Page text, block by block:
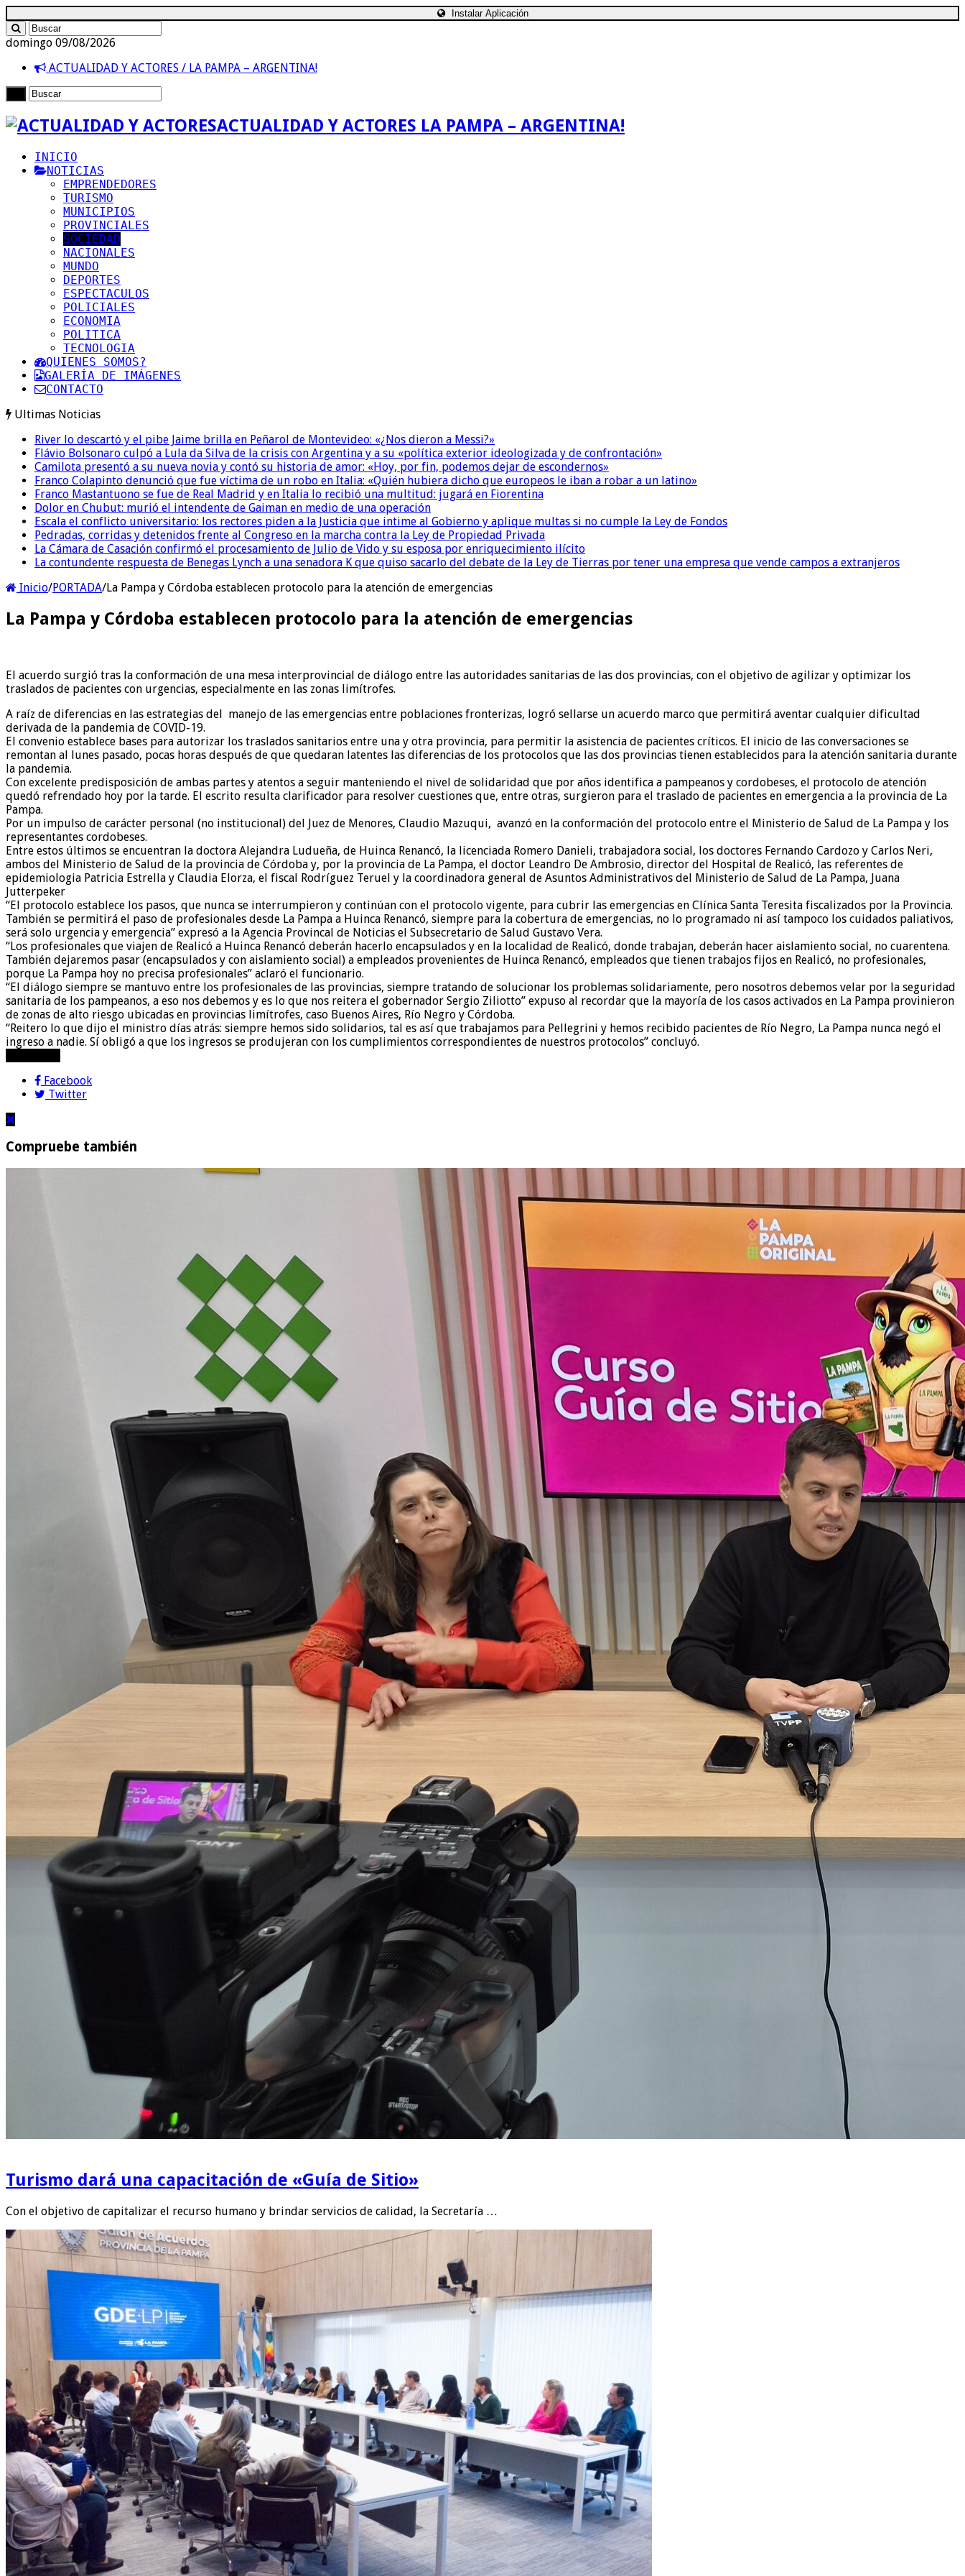
Instalar Aplicación
domingo 09/08/2026
ACTUALIDAD Y ACTORES / LA PAMPA – ARGENTINA!
ACTUALIDAD Y ACTORES LA PAMPA – ARGENTINA!
INICIO
NOTICIAS
EMPRENDEDORES
TURISMO
MUNICIPIOS
PROVINCIALES
SOCIEDAD
NACIONALES
MUNDO
DEPORTES
ESPECTACULOS
POLICIALES
ECONOMIA
POLITICA
TECNOLOGIA
QUIENES SOMOS?
GALERÍA DE IMÁGENES
CONTACTO
Ultimas Noticias
River lo descartó y el pibe Jaime brilla en Peñarol de Montevideo: «¿Nos dieron a Messi?»
Flávio Bolsonaro culpó a Lula da Silva de la crisis con Argentina y a su «política exterior ideologizada y de confrontación»
Camilota presentó a su nueva novia y contó su historia de amor: «Hoy, por fin, podemos dejar de escondernos»
Franco Colapinto denunció que fue víctima de un robo en Italia: «Quién hubiera dicho que europeos le iban a robar a un latino»
Franco Mastantuono se fue de Real Madrid y en Italia lo recibió una multitud: jugará en Fiorentina
Dolor en Chubut: murió el intendente de Gaiman en medio de una operación
Escala el conflicto universitario: los rectores piden a la Justicia que intime al Gobierno y aplique multas si no cumple la Ley de Fondos
Pedradas, corridas y detenidos frente al Congreso en la marcha contra la Ley de Propiedad Privada
La Cámara de Casación confirmó el procesamiento de Julio de Vido y su esposa por enriquecimiento ilícito
La contundente respuesta de Benegas Lynch a una senadora K que quiso sacarlo del debate de la Ley de Tierras por tener una empresa que vende campos a extranjeros
Inicio/PORTADA/La Pampa y Córdoba establecen protocolo para la atención de emergencias
La Pampa y Córdoba establecen protocolo para la atención de emergencias
El acuerdo surgió tras la conformación de una mesa interprovincial de diálogo entre las autoridades sanitarias de las dos provincias, con el objetivo de agilizar y optimizar los
traslados de pacientes con urgencias, especialmente en las zonas limítrofes.
A raíz de diferencias en las estrategias del manejo de las emergencias entre poblaciones fronterizas, logró sellarse un acuerdo marco que permitirá aventar cualquier dificultad
derivada de la pandemia de COVID-19.
El convenio establece bases para autorizar los traslados sanitarios entre una y otra provincia, para permitir la asistencia de pacientes críticos. El inicio de las conversaciones se
remontan al lunes pasado, pocas horas después de que quedaran latentes las diferencias de los protocolos que las dos provincias tienen establecidos para la atención sanitaria durante
la pandemia.
Con excelente predisposición de ambas partes y atentos a seguir manteniendo el nivel de solidaridad que por años identifica a pampeanos y cordobeses, el protocolo de atención
quedó refrendado hoy por la tarde. El escrito resulta clarificador para resolver cuestiones que, entre otras, surgieron para el traslado de pacientes en emergencia a la provincia de La
Pampa.
Por un impulso de carácter personal (no institucional) del Juez de Menores, Claudio Mazuqui, avanzó en la conformación del protocolo entre el Ministerio de Salud de La Pampa y los
representantes cordobeses.
Entre estos últimos se encuentran la doctora Alejandra Ludueña, de Huinca Renancó, la licenciada Romero Danieli, trabajadora social, los doctores Fernando Cardozo y Carlos Neri,
ambos del Ministerio de Salud de la provincia de Córdoba y, por la provincia de La Pampa, el doctor Leandro De Ambrosio, director del Hospital de Realicó, las referentes de
epidemiologia Patricia Estrella y Claudia Elorza, el fiscal Rodríguez Teruel y la coordinadora general de Asuntos Administrativos del Ministerio de Salud de La Pampa, Juana
Jutterpeker
“El protocolo establece los pasos, que nunca se interrumpieron y continúan con el protocolo vigente, para cubrir las emergencias en Clínica Santa Teresita fiscalizados por la Provincia.
También se permitirá el paso de profesionales desde La Pampa a Huinca Renancó, siempre para la cobertura de emergencias, no lo programado ni así tampoco los cuidados paliativos,
será solo urgencia y emergencia” expresó a la Agencia Provincal de Noticias el Subsecretario de Salud Gustavo Vera.
“Los profesionales que viajen de Realicó a Huinca Renancó deberán hacerlo encapsulados y en la localidad de Realicó, donde trabajan, deberán hacer aislamiento social, no cuarentena.
También dejaremos pasar (encapsulados y con aislamiento social) a empleados provenientes de Huinca Renancó, empleados que tienen trabajos fijos en Realicó, no profesionales,
porque La Pampa hoy no precisa profesionales” aclaró el funcionario.
“El diálogo siempre se mantuvo entre los profesionales de las provincias, siempre tratando de solucionar los problemas solidariamente, pero nosotros debemos velar por la seguridad
sanitaria de los pampeanos, a eso nos debemos y es lo que nos reitera el gobernador Sergio Ziliotto” expuso al recordar que la mayoría de los casos activados en La Pampa provinieron
de zonas de alto riesgo ubicadas en provincias limítrofes, caso Buenos Aires, Río Negro y Córdoba.
“Reitero lo que dijo el ministro días atrás: siempre hemos sido solidarios, tal es así que trabajamos para Pellegrini y hemos recibido pacientes de Río Negro, La Pampa nunca negó el
ingreso a nadie. Sí obligó a que los ingresos se produjeran con los cumplimientos correspondientes de nuestros protocolos” concluyó.
Facebook
Twitter
Compruebe también
Turismo dará una capacitación de «Guía de Sitio»
Con el objetivo de capitalizar el recurso humano y brindar servicios de calidad, la Secretaría …